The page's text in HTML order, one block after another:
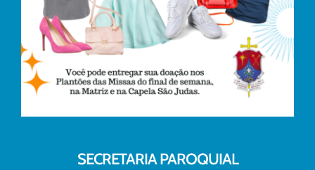
SECRETARIA PAROQUIAL